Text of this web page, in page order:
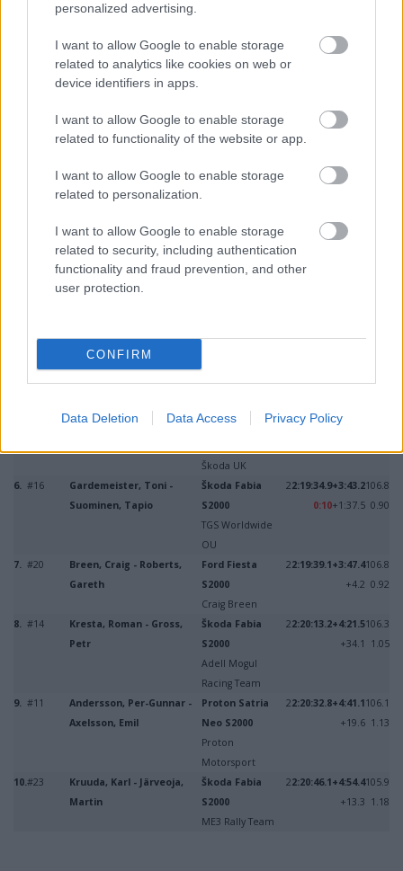
personalized advertising.
I want to allow Google to enable storage
related to analytics like cookies on web or
device identifiers in apps.
I want to allow Google to enable storage
related to functionality of the website or app.
I want to allow Google to enable storage
related to personalization.
I want to allow Google to enable storage
related to security, including authentication
functionality and fraud prevention, and other
user protection.
CONFIRM
Data Deletion Data Access Privacy Policy
Végeredmény:
Motorsport
2:15:51.7
Loix, Freddy - Miclotte,
BFO-Škoda Rally
Team
Hänninen, Juho -
Markkula, Mikko
Škoda Fabia
22:16:29.1
Neuville, Thierry - Gilsoul,
Nicolas
Peugeot Team
Mikkelsen, Andreas -
Škoda Fabia
Škoda UK
22:17:57.4+2:05.7
6. #16
Gardemeister, Toni -
Suominen, Tapio
Škoda Fabia
S2000
TGS Worldwide
OU
22:19:34.9
0:10
+3:43.2
+1:37.5
106.8
0.90
7. #20
Breen, Craig - Roberts,
Gareth
Ford Fiesta
S2000
Craig Breen
22:19:39.1+3:47.4
+4.2
106.8
0.92
8. #14
Kresta, Roman - Gross,
Petr
Škoda Fabia
S2000
Adell Mogul
Racing Team
22:20:13.2+4:21.5
+34.1
106.3
1.05
9. #11
Andersson, Per-Gunnar -
Axelsson, Emil
Proton Satria
Neo S2000
Proton
Motorsport
22:20:32.8+4:41.1
+19.6
106.1
1.13
10.#23
Kruuda, Karl - Järveoja,
Martin
Škoda Fabia
S2000
ME3 Rally Team
22:20:46.1+4:54.4
+13.3
105.9
1.18